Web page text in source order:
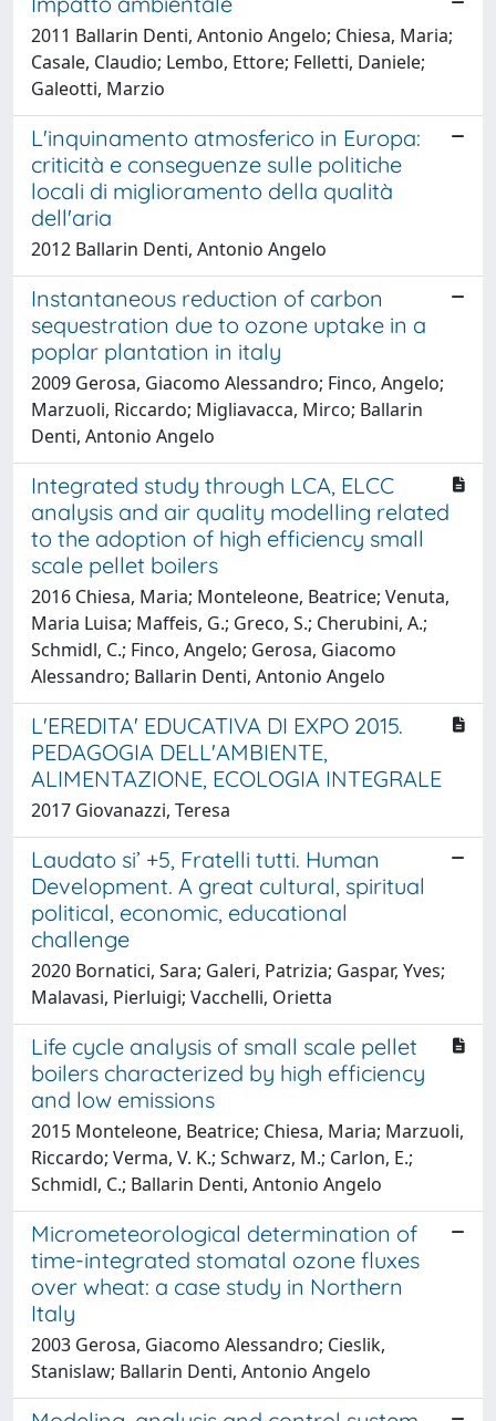
2011 Ballarin Denti, Antonio Angelo; Chiesa, Maria;
Casale, Claudio; Lembo, Ettore; Felletti, Daniele;
Galeotti, Marzio
L'inquinamento atmosferico in Europa:
criticità e conseguenze sulle politiche
locali di miglioramento della qualità
dell'aria
2012 Ballarin Denti, Antonio Angelo
Instantaneous reduction of carbon
sequestration due to ozone uptake in a
poplar plantation in italy
2009 Gerosa, Giacomo Alessandro; Finco, Angelo;
Marzuoli, Riccardo; Migliavacca, Mirco; Ballarin
Denti, Antonio Angelo
Integrated study through LCA, ELCC
analysis and air quality modelling related
to the adoption of high efficiency small
scale pellet boilers
2016 Chiesa, Maria; Monteleone, Beatrice; Venuta,
Maria Luisa; Maffeis, G.; Greco, S.; Cherubini, A.;
Schmidl, C.; Finco, Angelo; Gerosa, Giacomo
Alessandro; Ballarin Denti, Antonio Angelo
L'EREDITA' EDUCATIVA DI EXPO 2015.
PEDAGOGIA DELL'AMBIENTE,
ALIMENTAZIONE, ECOLOGIA INTEGRALE
2017 Giovanazzi, Teresa
Laudato si’ +5, Fratelli tutti. Human
Development. A great cultural, spiritual
political, economic, educational
challenge
2020 Bornatici, Sara; Galeri, Patrizia; Gaspar, Yves;
Malavasi, Pierluigi; Vacchelli, Orietta
Life cycle analysis of small scale pellet
boilers characterized by high efficiency
and low emissions
2015 Monteleone, Beatrice; Chiesa, Maria; Marzuoli,
Riccardo; Verma, V. K.; Schwarz, M.; Carlon, E.;
Schmidl, C.; Ballarin Denti, Antonio Angelo
Micrometeorological determination of
time-integrated stomatal ozone fluxes
over wheat: a case study in Northern
Italy
2003 Gerosa, Giacomo Alessandro; Cieslik,
Stanislaw; Ballarin Denti, Antonio Angelo